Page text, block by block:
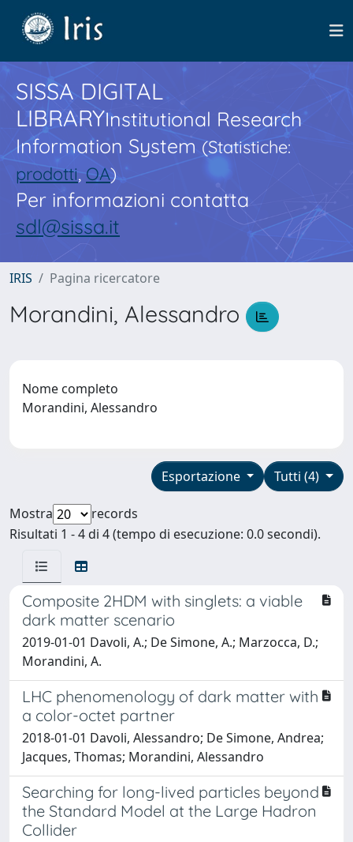
SISSA DIGITAL
LIBRARYInstitutional Research
Information System(Statistiche:
prodotti,OA)
Per informazioni contatta
sdl@sissa.it
IRIS Pagina ricercatore
Morandini, Alessandro
Nome completo
Morandini, Alessandro
Tutti (4)
Esportazione
Mostra
records
Risultati 1 - 4 di 4 (tempo di esecuzione: 0.0 secondi).
Composite 2HDM with singlets: a viable
dark matter scenario
2019-01-01 Davoli, A.; De Simone, A.; Marzocca, D.;
Morandini, A.
LHC phenomenology of dark matter with
a color-octet partner
2018-01-01 Davoli, Alessandro; De Simone, Andrea;
Jacques, Thomas; Morandini, Alessandro
Searching for long-lived particles beyond
the Standard Model at the Large Hadron
Collider